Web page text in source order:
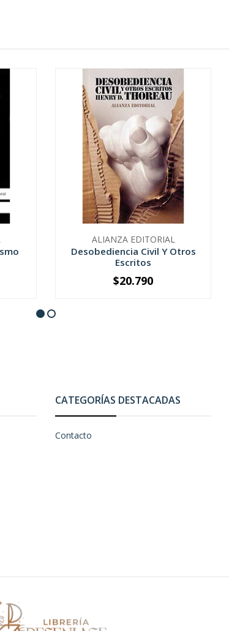
ALIANZA EDITORIAL
Desobediencia Civil Y Otros
Escritos
+
$20.790
CATEGORÍAS DESTACADAS
Contacto